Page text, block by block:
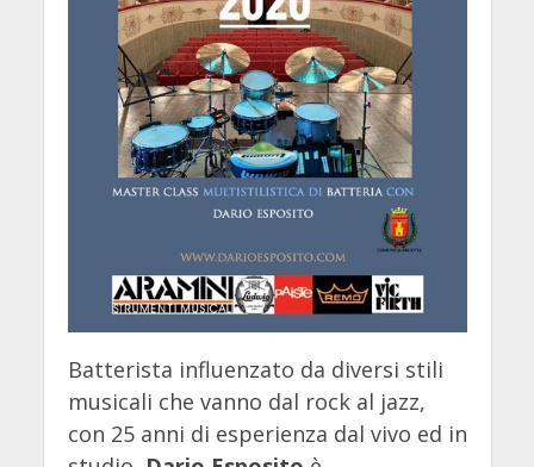
Batterista influenzato da diversi stili
musicali che vanno dal rock al jazz,
con 25 anni di esperienza dal vivo ed in